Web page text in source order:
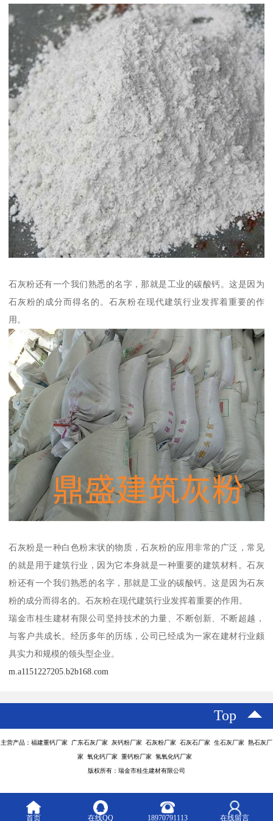
石灰粉还有一个我们熟悉的名字，那就是工业的碳酸钙。这是因为
石灰粉的成分而得名的。石灰粉在现代建筑行业发挥着重要的作
用。
石灰粉是一种白色粉末状的物质，石灰粉的应用非常的广泛，常见
的就是用于建筑行业，因为它本身就是一种重要的建筑材料。石灰
粉还有一个我们熟悉的名字，那就是工业的碳酸钙。这是因为石灰
粉的成分而得名的。石灰粉在现代建筑行业发挥着重要的作用。
瑞金市桂生建材有限公司坚持技术的力量、不断创新、不断超越，
与客户共成长。经历多年的历练，公司已经成为一家在建材行业颇
具实力和规模的领头型企业。
m.a1151227205.b2b168.com
Top
主营产品：福建重钙厂家 广东石灰厂家 灰钙粉厂家 石灰粉厂家 石灰石厂家 生石灰厂家 熟石灰厂
家 氧化钙厂家 重钙粉厂家 氢氧化钙厂家
版权所有：瑞金市桂生建材有限公司
首页 在线QQ 18970791113 在线留言